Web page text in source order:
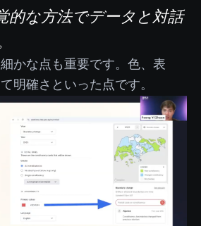
的な方法でデータと対話
かな点も重要です。色、表
明確さといった点です。